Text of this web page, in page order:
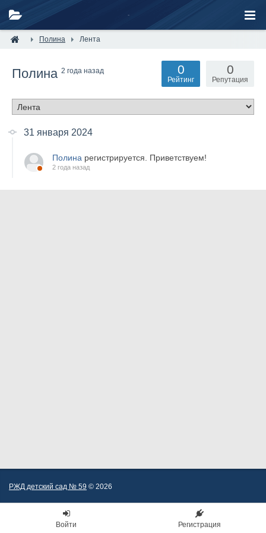
Полина Лента
Полина 2 года назад 0
Репутация
0
Рейтинг
31 января 2024
Полина регистрируется. Приветствуем!
2 года назад
РЖД детский сад № 59 © 2026
Войти Регистрация